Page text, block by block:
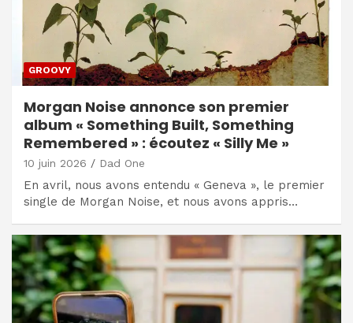
GROOVY
Morgan Noise annonce son premier
album « Something Built, Something
Remembered » : écoutez « Silly Me »
10 juin 2026 Dad One
En avril, nous avons entendu « Geneva », le premier
single de Morgan Noise, et nous avons appris…